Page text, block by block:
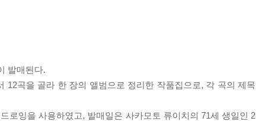
발매된다.
곡을 골라 한 장의 앨범으로 정리한 작품집으로, 각 곡의 제목
로잉을 사용하였고, 발매일은 사카모토 류이치의 71세 생일인 2